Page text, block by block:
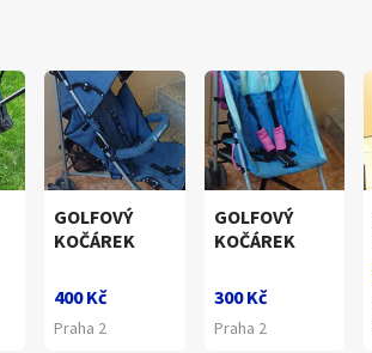
GOLFOVÝ
KOČÁREK
400 Kč
Praha 2
GOLFOVÝ
KOČÁREK
300 Kč
Praha 2